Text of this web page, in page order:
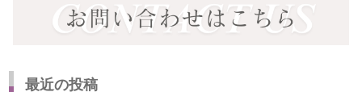
最近の投稿